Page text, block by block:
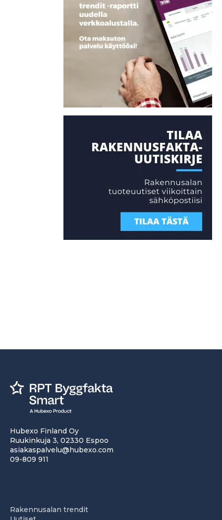
Hubexo Finland Oy
Ruukinkuja 3, 02330 Espoo
asiakaspalvelu@hubexo.com
09-809 911
Rakennusalan trendit